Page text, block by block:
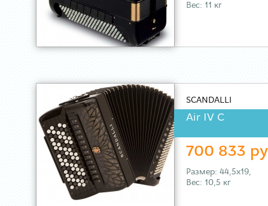
Вес: 11 кг
SCANDALLI
Air IV C
700 833
Размер: 44,5х19,
Вес: 10,5 кг